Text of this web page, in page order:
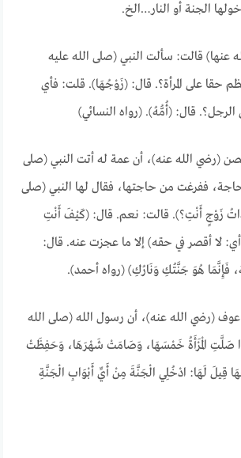
الجنة أو النار…الخ.
عنها) قالت: سألت النبي (صلى الله عليه
حقا على المرأة؟. قال: (زَوْجُهَا). قلت: فأي
قال: (أُمُّهُ). (رواه النسائي)
(رضي الله عنه)، أن عمة له أتت النبي (صلى
ففرغت من حاجتها، فقال لها النبي (صلى
زَوْجٍ أَنْتِ؟). قالت: نعم. قال: (كَيْفَ أَنْتِ
لا أقصر في حقه) إلا ما عجزت عنه. قال:
فَإِنَّمَا هُوَ جَنَّتُكِ وَنَارُكِ) (رواه أحمد).
(رضي الله عنه)، أن رسول الله (صلى الله
صَلَّتِ الْمَرْأَةُ خَمْسَهَا، وَصَامَتْ شَهْرَهَا، وَحَفِظَتْ
قِيلَ لَهَا: ادْخُلِي الْجَنَّةَ مِنْ أَيِّ أَبْوَابِ الْجَنَّةِ